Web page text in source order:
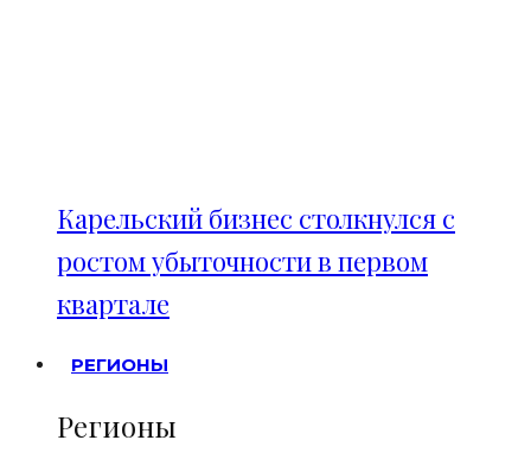
Карельский бизнес столкнулся с
ростом убыточности в первом
квартале
РЕГИОНЫ
Регионы